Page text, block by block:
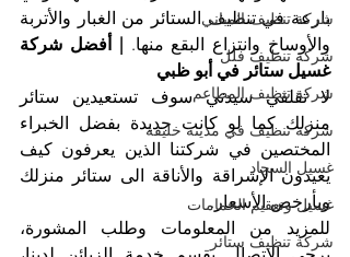
شركة تنظيف المباني
شركة تنظيف فلل
شركة تنظيف المطاعم
شركة تنظيف في مدينة خليفة
غسيل السجاد
غسيل وتعقيم الحمامات
شركة تنظيف ستائر
والأوساخ وانتزاع البقع منها.
غسيل ستائر في أبو ظبي
وبأرخص الأسعار.